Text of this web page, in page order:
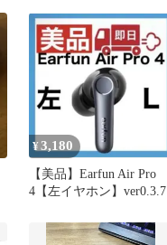
¥3,180
【美品】Earfun Air Pro
4【左イヤホン】ver0.3.7